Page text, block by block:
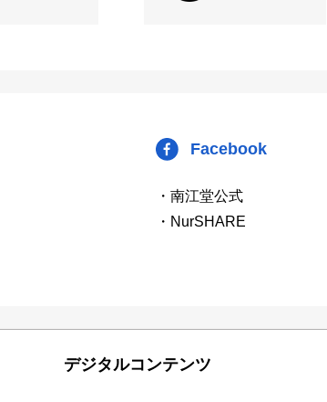
Facebook
・南江堂公式
・NurSHARE
デジタルコンテンツ